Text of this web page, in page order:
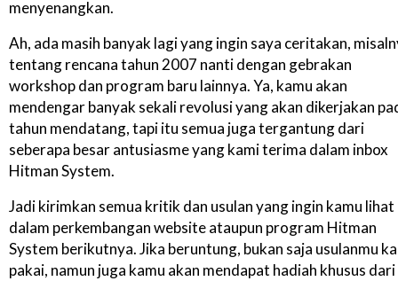
menyenangkan.
Ah, ada masih banyak lagi yang ingin saya ceritakan,
tentang rencana tahun 2007 nanti dengan gebrakan
workshop dan program baru lainnya. Ya, kamu akan
mendengar banyak sekali revolusi yang akan dikerjakan
tahun mendatang, tapi itu semua juga tergantung dari
seberapa besar antusiasme yang kami terima dalam inbox
Hitman System.
Jadi kirimkan semua kritik dan usulan yang ingin kamu lihat
dalam perkembangan website ataupun program Hitman
System berikutnya. Jika beruntung, bukan saja usulanmu
pakai, namun juga kamu akan mendapat hadiah khusus dari